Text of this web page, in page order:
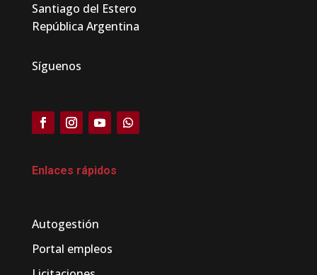
Santiago del Estero
República Argentina
Síguenos
Enlaces rápidos
Autogestión
Portal empleos